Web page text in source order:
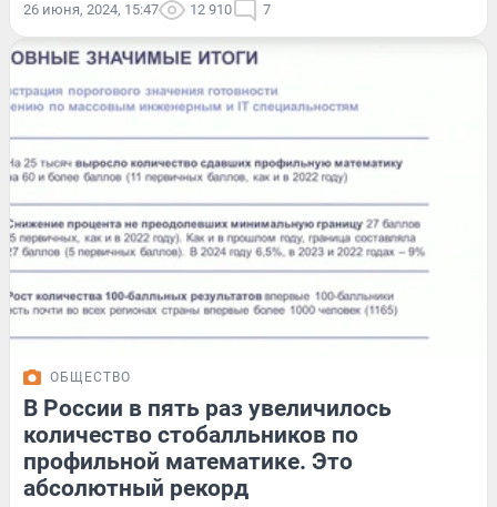
26 июня, 2024, 15:47 12 910 7
ОБЩЕСТВО
В России в пять раз увеличилось
количество стобалльников по
профильной математике. Это
абсолютный рекорд